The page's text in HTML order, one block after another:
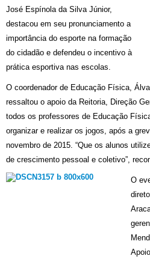
José Espínola da Silva Júnior,
destacou em seu pronunciamento a
importância do esporte na formação
do cidadão e defendeu o incentivo à
prática esportiva nas escolas.
O coordenador de Educação Física,
ressaltou o apoio da Reitoria, Direção
todos os professores de Educação
organizar e realizar os jogos, após a
novembro de 2015. “Que os alunos
de crescimento pessoal e coletivo”,
O